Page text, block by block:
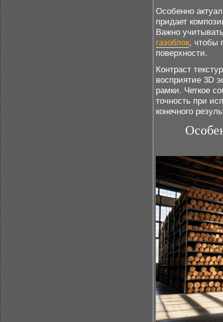
Особенно
придает
Важно
газоблок, чтобы
поверхности.
Контраст
восприятие 3D
рамки. Четкое
точность при
конечного